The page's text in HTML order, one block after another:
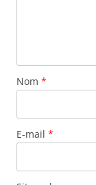
Nom *
E-mail *